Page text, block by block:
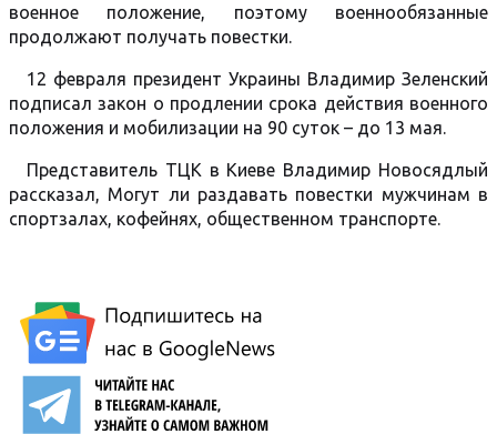
военное положение, поэтому военнообязанные
продолжают получать повестки.
12 февраля президент Украины Владимир Зеленский
подписал закон о продлении срока действия военного
положения и мобилизации на 90 суток – до 13 мая.
Представитель ТЦК в Киеве Владимир Новосядлый
рассказал, Могут ли раздавать повестки мужчинам в
спортзалах, кофейнях, общественном транспорте.